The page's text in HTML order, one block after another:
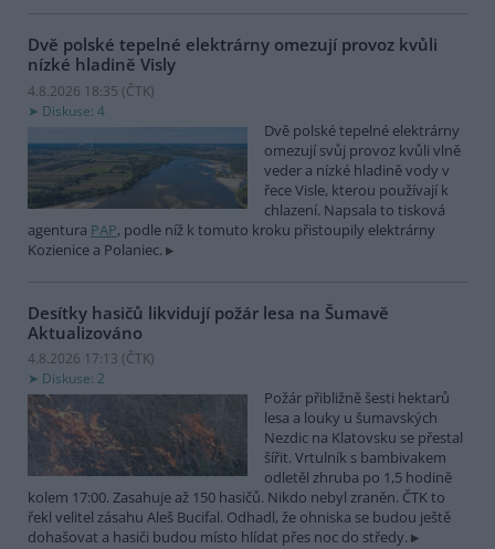
Dvě polské tepelné elektrárny omezují provoz kvůli
nízké hladině Visly
4.8.2026 18:35 (ČTK)
Diskuse: 4
Dvě polské tepelné elektrárny
omezují svůj provoz kvůli vlně
veder a nízké hladině vody v
řece Visle, kterou používají k
chlazení. Napsala to tisková
agentura PAP, podle níž k tomuto kroku přistoupily elektrárny
Kozienice a Polaniec.
Desítky hasičů likvidují požár lesa na Šumavě
Aktualizováno
4.8.2026 17:13 (ČTK)
Diskuse: 2
Požár přibližně šesti hektarů
lesa a louky u šumavských
Nezdic na Klatovsku se přestal
šířit. Vrtulník s bambivakem
odletěl zhruba po 1,5 hodině
kolem 17:00. Zasahuje až 150 hasičů. Nikdo nebyl zraněn. ČTK to
řekl velitel zásahu Aleš Bucifal. Odhadl, že ohniska se budou ještě
dohašovat a hasiči budou místo hlídat přes noc do středy.